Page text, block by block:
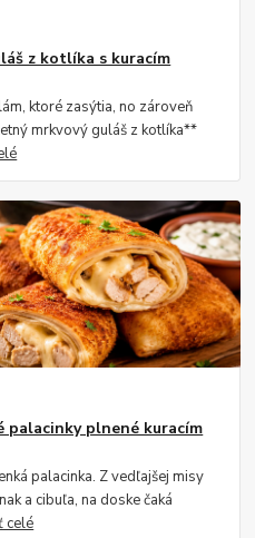
z kotlíka s kuracím
ktoré zasýtia, no zároveň
mrkvový guláš z kotlíka**
palacinky plnené kuracím
palacinka. Z vedľajšej misy
a cibuľa, na doske čaká
celé